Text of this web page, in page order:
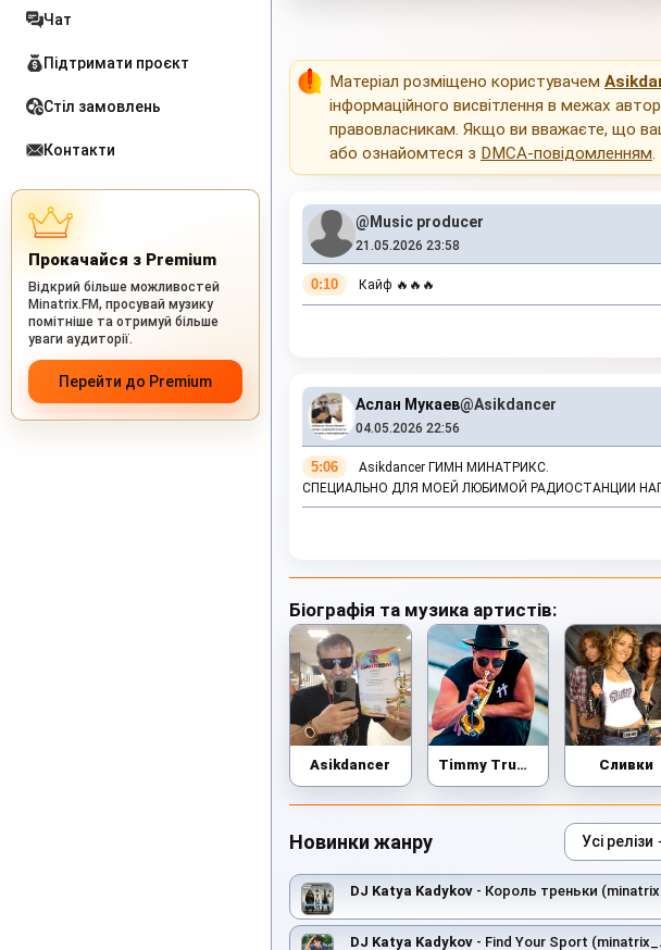
Чат
Підтримати проєкт
Стіл замовлень
Контакти
Прокачайся з Premium
Відкрий більше можливостей
Minatrix.FM, просувай музику
помітніше та отримуй більше
уваги аудиторії.
Перейти до Premium
Матеріал розміщено користувачем
інформаційного висвітлення в межах
правовласникам. Якщо ви вважаєте, що
або ознайомтеся з DMCA-повідомленням.
@Music producer
21.05.2026 23:58
0:10 Кайф 🔥🔥🔥
Аслан Мукаев@Asikdancer
04.05.2026 22:56
5:06
Asikdancer ГИМН МИНАТРИКС.
СПЕЦИАЛЬНО ДЛЯ МОЕЙ ЛЮБИМОЙ РАДИОСТАНЦИИ
Біографія та музика артистів:
Asikdancer Timmy Trumpet Сливки
Новинки жанру Усі релізи
DJ Katya Kadykov - Король треньки (minatrix_edition)
DJ Katya Kadykov - Find Your Sport (minatrix_edition)